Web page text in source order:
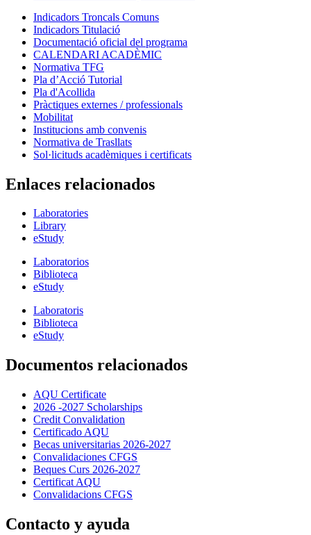
Indicadors Troncals Comuns
Indicadors Titulació
Documentació oficial del programa
CALENDARI ACADÈMIC
Normativa TFG
Pla d’Acció Tutorial
Pla d'Acollida
Pràctiques externes / professionals
Mobilitat
Institucions amb convenis
Normativa de Trasllats
Sol·licituds acadèmiques i certificats
Enlaces relacionados
Laboratories
Library
eStudy
Laboratorios
Biblioteca
eStudy
Laboratoris
Biblioteca
eStudy
Documentos relacionados
AQU Certificate
2026 -2027 Scholarships
Credit Convalidation
Certificado AQU
Becas universitarias 2026-2027
Convalidaciones CFGS
Beques Curs 2026-2027
Certificat AQU
Convalidacions CFGS
Contacto y ayuda